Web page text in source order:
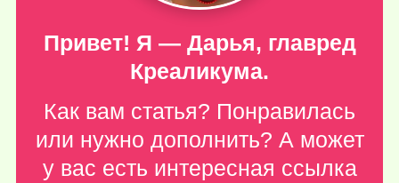
Привет! Я — Дарья, главред
Креаликума.
Как вам статья? Понравилась
или нужно дополнить? А может
у вас есть интересная ссылка